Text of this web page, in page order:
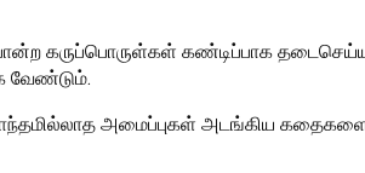
கருப்பொருள்கள் கண்டிப்பாக
வேண்டும்.
அமைப்புகள் அடங்கிய